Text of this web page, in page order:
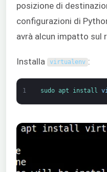
posizione di
configurazioni di
avrà alcun impatto sul
Installa virtualenv :
1 sudo apt install